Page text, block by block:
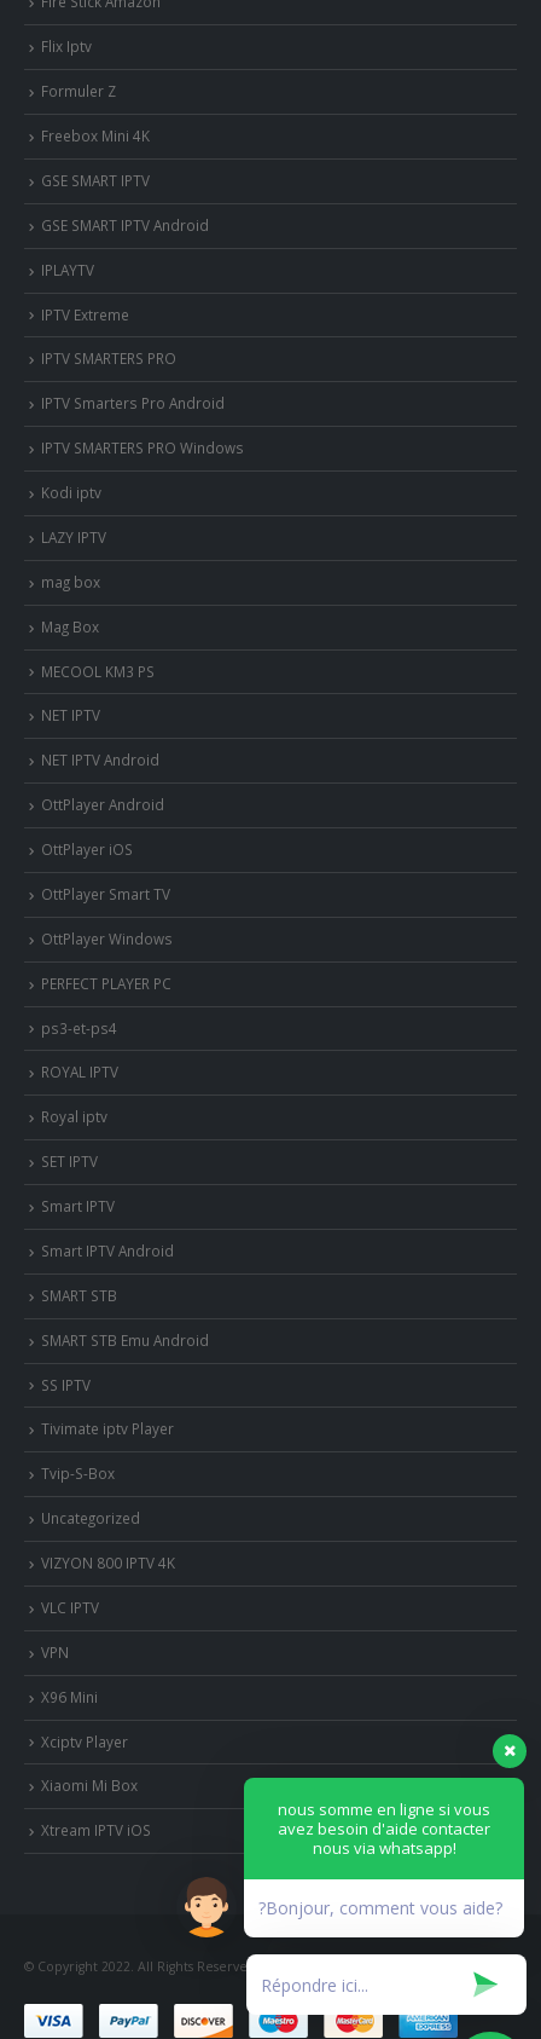
Flix Iptv
Formuler Z
Freebox Mini 4K
‎GSE SMART IPTV
GSE SMART IPTV Android
IPLAYTV
IPTV Extreme
IPTV SMARTERS PRO
IPTV Smarters Pro Android
IPTV SMARTERS PRO Windows
Kodi iptv
LAZY IPTV
mag box
Mag Box
MECOOL KM3 PS
NET IPTV
NET IPTV Android
OttPlayer Android
OttPlayer iOS
OttPlayer Smart TV
OttPlayer Windows
PERFECT PLAYER PC
ps3-et-ps4
ROYAL IPTV
Royal iptv
SET IPTV
Smart IPTV
Smart IPTV Android
SMART STB
SMART STB Emu Android
SS IPTV
Tivimate iptv Player
Tvip-S-Box
Uncategorized
VIZYON 800 IPTV 4K
VLC IPTV
VPN
X96 Mini
Xciptv Player
Xiaomi Mi Box
Xtream IPTV iOS
© Copyright 2022. All Rights Reserved.
nous somme en ligne si vous
avez besoin d'aide contacter
nous via whatsapp!
?Bonjour, comment vous aide?